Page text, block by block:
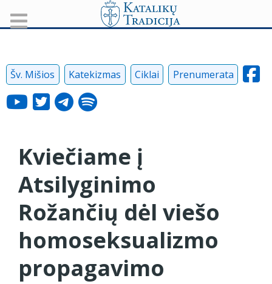
Šv. Mišios Katekizmas Ciklai Prenumerata
Kviečiame į
Atsilyginimo
Rožančių dėl viešo
homoseksualizmo
propagavimo